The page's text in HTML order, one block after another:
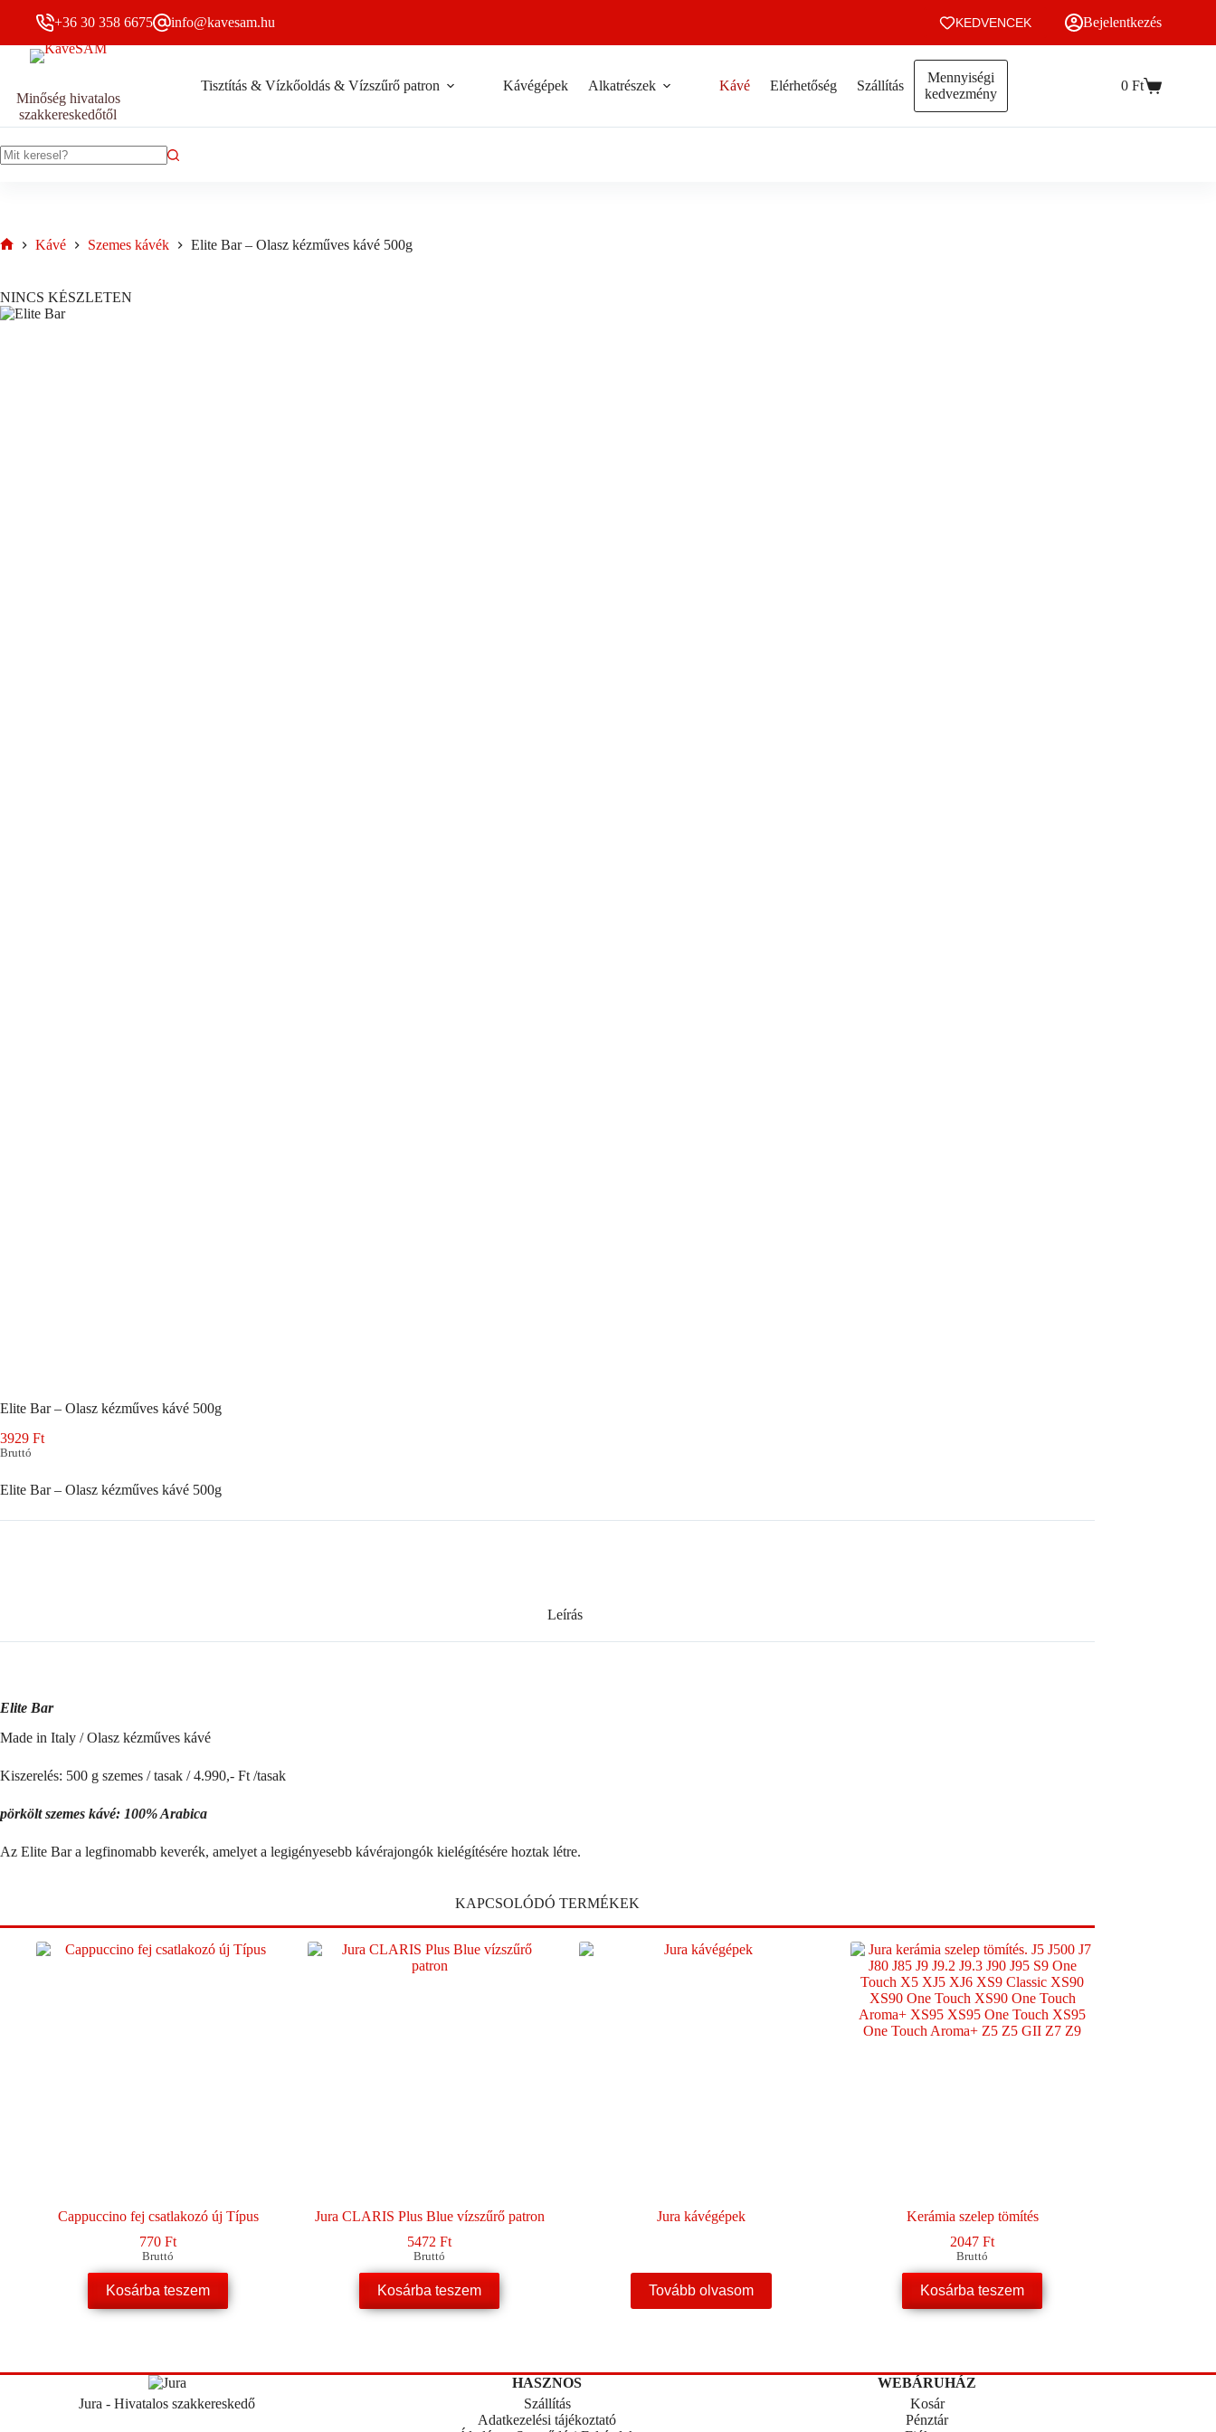
+36 30 358 6675 info@kavesam.hu KEDVENCEK Bejelentkezés
Minőség hivatalos
szakkereskedőtől
Tisztítás & Vízkőoldás & Vízszűrő patron Kávégépek Alkatrészek Kávé Elérhetőség Szállítás
Mennyiségi
kedvezmény
Kosár
0 Ft
Kávé Szemes kávék Elite Bar – Olasz kézműves kávé 500g
NINCS KÉSZLETEN
Elite Bar – Olasz kézműves kávé 500g
3929 Ft
Bruttó
Elite Bar – Olasz kézműves kávé 500g
Leírás
Elite Bar
Made in Italy / Olasz kézműves kávé
Kiszerelés: 500 g szemes / tasak / 4.990,- Ft /tasak
pörkölt szemes kávé: 100% Arabica
Az Elite Bar a legfinomabb keverék, amelyet a legigényesebb kávérajongók kielégítésére hoztak létre.
KAPCSOLÓDÓ TERMÉKEK
Cappuccino fej csatlakozó új Típus
770Ft
Bruttó
Kosárba teszem
Jura CLARIS Plus Blue vízszűrő patron
5472Ft
Bruttó
Kosárba teszem
Jura kávégépek
Tovább olvasom
Kerámia szelep tömítés
2047Ft
Bruttó
Kosárba teszem
Jura - Hivatalos szakkereskedő
HASZNOS
Szállítás
Adatkezelési tájékoztató
WEBÁRUHÁZ
Kosár
Pénztár